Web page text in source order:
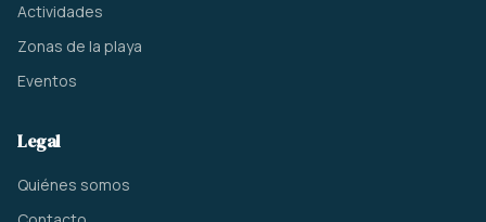
Actividades
Zonas de la playa
Eventos
Legal
Quiénes somos